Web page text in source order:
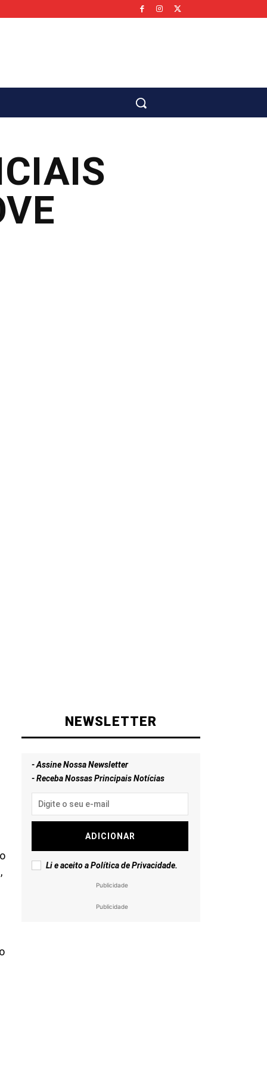
NEWSLETTER
- Assine Nossa Newsletter
- Receba Nossas Principais Notícias
ADICIONAR
Li e aceito aPolítica de Privacidade.
Publicidade
Publicidade